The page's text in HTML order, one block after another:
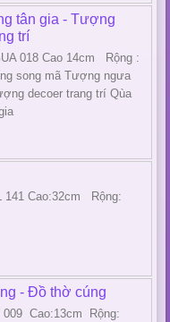
tân gia - Tượng
trí
018 Cao 14cm Rộng :
song mã Tượng ngưa
decoer trang trí Qùa
141 Cao:32cm Rộng:
- Đồ thờ cúng
009 Cao:13cm Rộng: